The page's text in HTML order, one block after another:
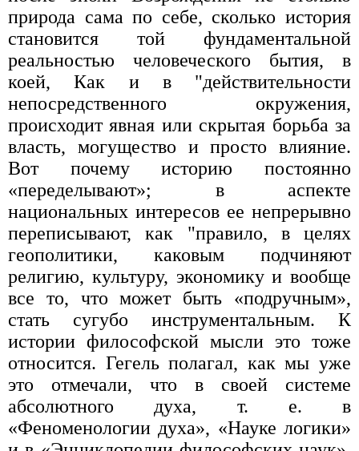
природа сама по себе, сколько история
становится той фундаментальной
реальностью человеческого бытия, в
коей, Как и в "действительности
непосредственного окружения,
происходит явная или скрытая борьба за
власть, могущество и просто влияние.
Вот почему историю постоянно
«переделывают»; в аспекте
национальных интересов ее непрерывно
переписывают, как "правило, в целях
геополитики, каковым подчиняют
религию, культуру, экономику и вообще
все то, что может быть «подручным»,
стать сугубо инструментальным. К
истории философской мысли это тоже
относится. Гегель полагал, как мы уже
это отмечали, что в своей системе
абсолютного духа, т. е. в
«Феноменологии духа», «Науке логики»